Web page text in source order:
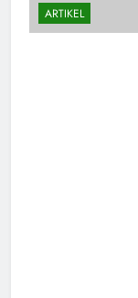
ARTIKEL